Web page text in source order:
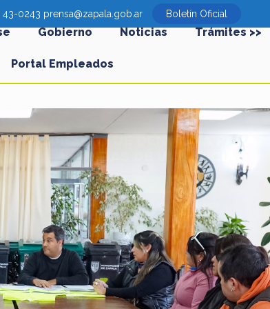
Gobierno Noticias Trámites >>
Portal Empleados
0243 prensa@zapala.gob.ar Boletín Oficial